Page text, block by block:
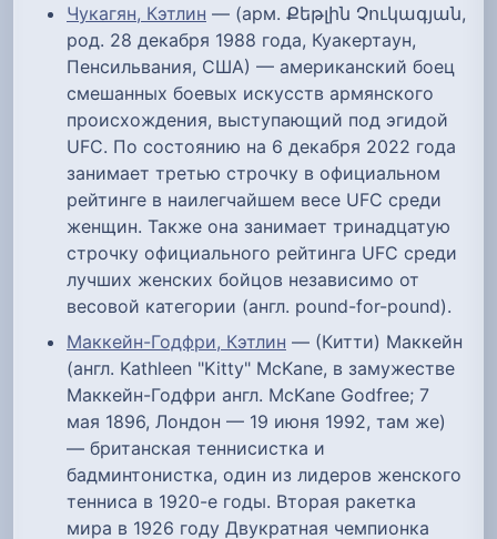
Чукагян, Кэтлин — (арм. Քեթլին Չուկագյան,
род. 28 декабря 1988 года, Куакертаун,
Пенсильвания, США) — американский боец
смешанных боевых искусств армянского
происхождения, выступающий под эгидой
UFC. По состоянию на 6 декабря 2022 года
занимает третью строчку в официальном
рейтинге в наилегчайшем весе UFC среди
женщин. Также она занимает тринадцатую
строчку официального рейтинга UFC среди
лучших женских бойцов независимо от
весовой категории (англ. pound-for-pound).
Маккейн-Годфри, Кэтлин — (Китти) Маккейн
(англ. Kathleen "Kitty" McKane, в замужестве
Маккейн-Годфри англ. McKane Godfree; 7
мая 1896, Лондон — 19 июня 1992, там же)
— британская теннисистка и
бадминтонистка, один из лидеров женского
тенниса в 1920-е годы. Вторая ракетка
мира в 1926 году Двукратная чемпионка